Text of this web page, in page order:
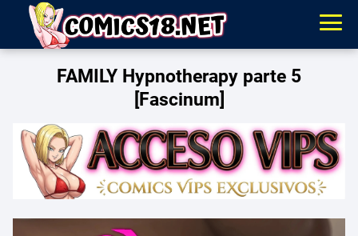
FAMILY Hypnotherapy parte 5
[Fascinum]